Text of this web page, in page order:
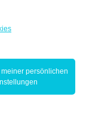
persönlichen